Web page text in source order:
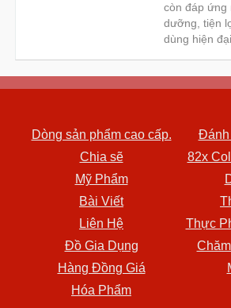
còn đáp ứng
dưỡng, tiện
dùng hiện
Dòng sản phẩm cao cấp.
Đánh
Chia sẽ
82x
Mỹ Phẩm
Bài Viết
Liên Hệ
Thực
Đồ Gia Dụng
Hàng Đồng Giá
Hóa Phẩm